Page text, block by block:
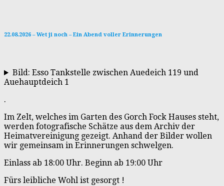
22.08.2026 – Wet ji noch – Ein Abend voller Erinnerungen
Bild: Esso Tankstelle zwischen Auedeich 119 und
Auehauptdeich 1
.
Im Zelt, welches im Garten des Gorch Fock Hauses steht,
werden fotografische Schätze aus dem Archiv der
Heimatvereinigung gezeigt. Anhand der Bilder wollen
wir gemeinsam in Erinnerungen schwelgen.
Einlass ab 18:00 Uhr. Beginn ab 19:00 Uhr
Fürs leibliche Wohl ist gesorgt !